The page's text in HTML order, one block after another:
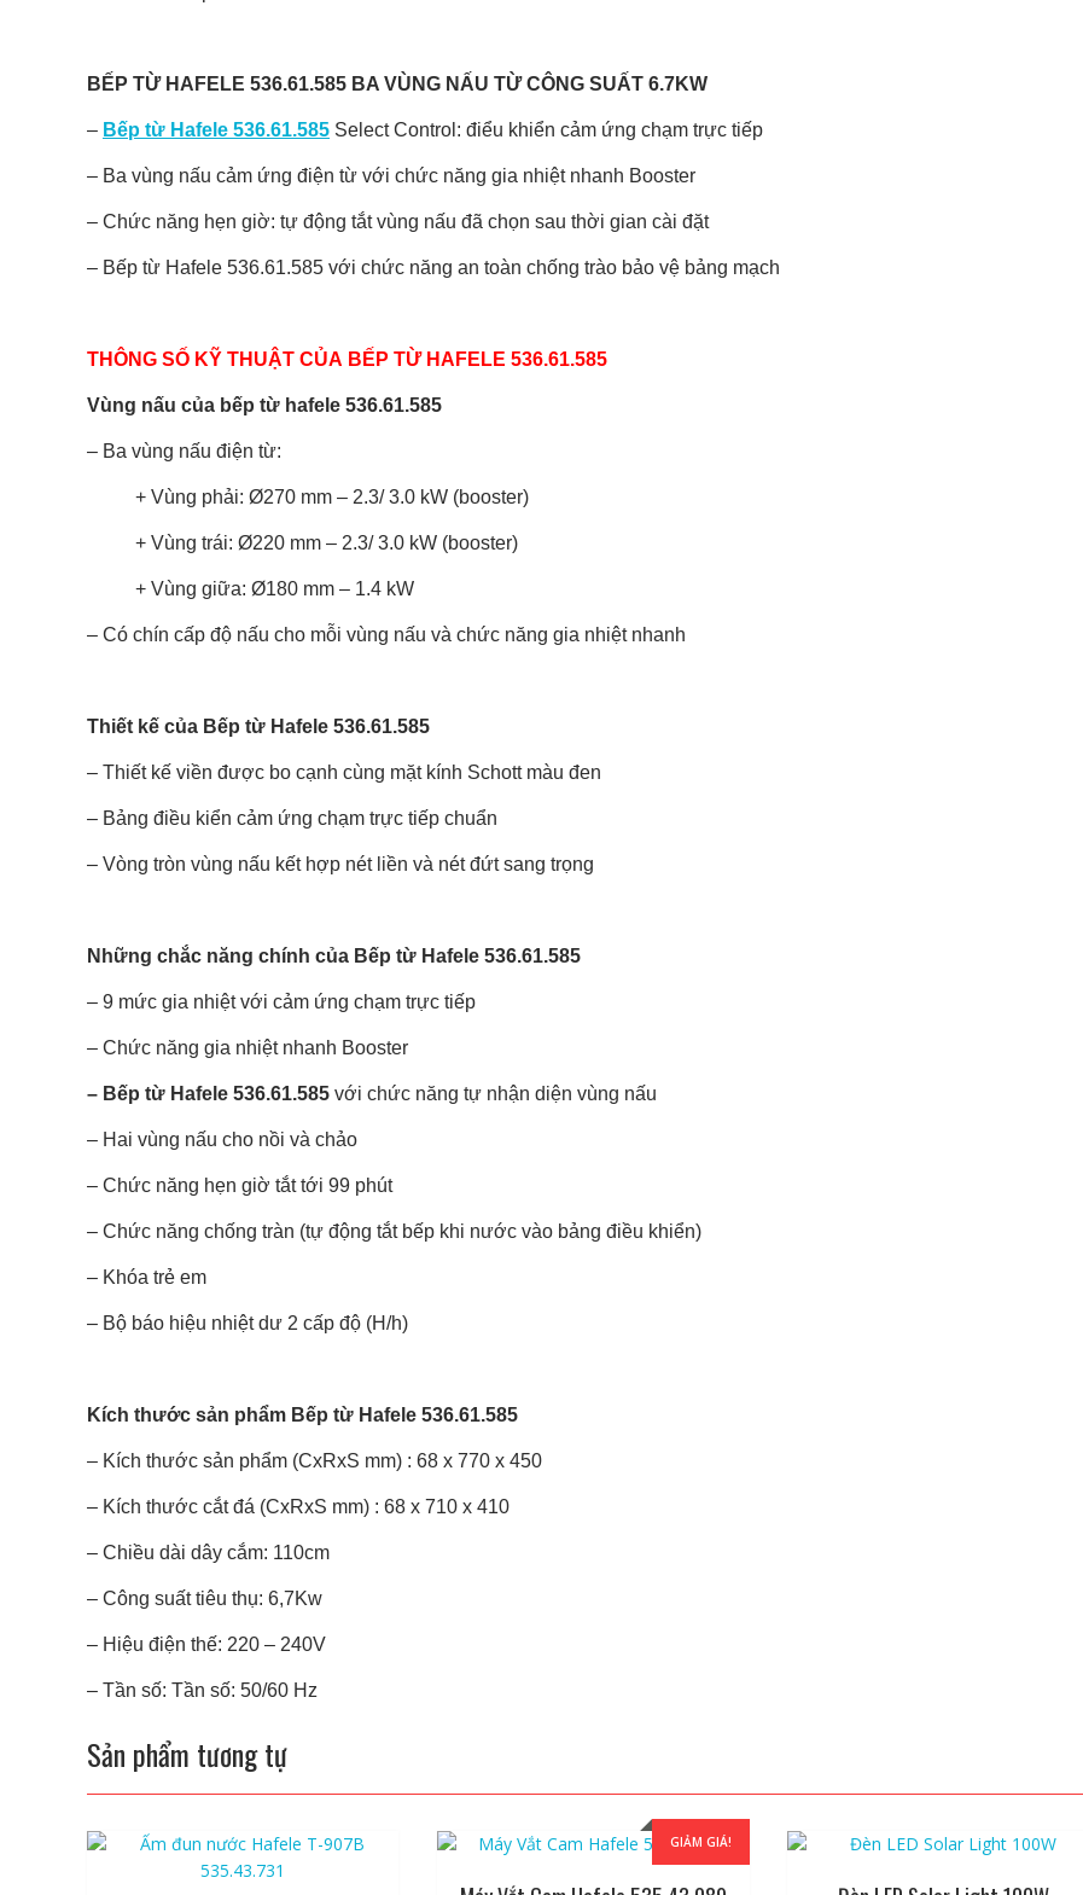
BẾP TỪ HAFELE 536.61.585 BA VÙNG NẤU TỪ CÔNG SUẤT 6.7KW
– Bếp từ Hafele 536.61.585 Select Control: điểu khiển cảm ứng chạm trực tiếp
– Ba vùng nấu cảm ứng điện từ với chức năng gia nhiệt nhanh Booster
– Chức năng hẹn giờ: tự động tắt vùng nấu đã chọn sau thời gian cài đặt
– Bếp từ Hafele 536.61.585 với chức năng an toàn chống trào bảo vệ bảng mạch
THÔNG SỐ KỸ THUẬT CỦA BẾP TỪ HAFELE 536.61.585
Vùng nấu của bếp từ hafele 536.61.585
– Ba vùng nấu điện từ:
+ Vùng phải: Ø270 mm – 2.3/ 3.0 kW (booster)
+ Vùng trái: Ø220 mm – 2.3/ 3.0 kW (booster)
+ Vùng giữa: Ø180 mm – 1.4 kW
– Có chín cấp độ nấu cho mỗi vùng nấu và chức năng gia nhiệt nhanh
Thiết kế của Bếp từ Hafele 536.61.585
– Thiết kế viền được bo cạnh cùng mặt kính Schott màu đen
– Bảng điều kiển cảm ứng chạm trực tiếp chuẩn
– Vòng tròn vùng nấu kết hợp nét liền và nét đứt sang trọng
Những chắc năng chính của Bếp từ Hafele 536.61.585
– 9 mức gia nhiệt với cảm ứng chạm trực tiếp
– Chức năng gia nhiệt nhanh Booster
– Bếp từ Hafele 536.61.585 với chức năng tự nhận diện vùng nấu
– Hai vùng nấu cho nồi và chảo
– Chức năng hẹn giờ tắt tới 99 phút
– Chức năng chống tràn (tự động tắt bếp khi nước vào bảng điều khiển)
– Khóa trẻ em
– Bộ báo hiệu nhiệt dư 2 cấp độ (H/h)
Kích thước sản phẩm Bếp từ Hafele 536.61.585
– Kích thước sản phẩm (CxRxS mm) : 68 x 770 x 450
– Kích thước cắt đá (CxRxS mm) : 68 x 710 x 410
– Chiều dài dây cắm: 110cm
– Công suất tiêu thụ: 6,7Kw
– Hiệu điện thế: 220 – 240V
– Tần số: Tần số: 50/60 Hz
Sản phẩm tương tự
GIẢM GIÁ!